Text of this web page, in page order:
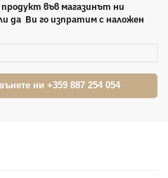
във магазинът ни
да Ви го изпратим с наложен
ни +359 887 254 054